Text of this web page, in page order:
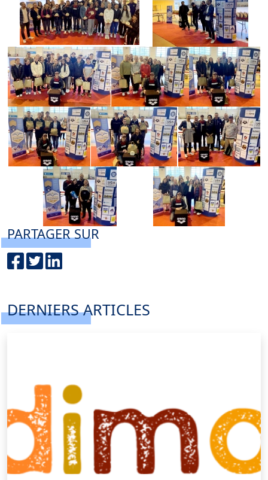
PARTAGER SUR
DERNIERS ARTICLES